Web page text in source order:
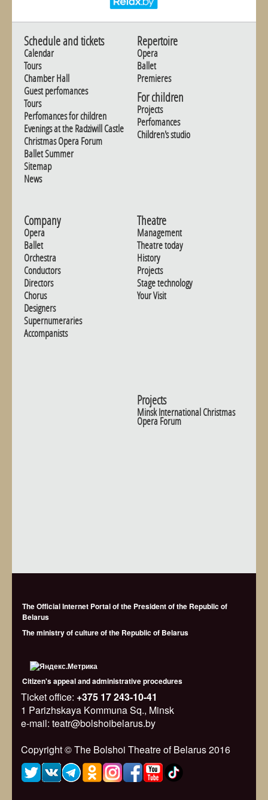
Schedule and tickets
Calendar
Tours
Chamber Hall
Guest perfomances
Tours
Perfomances for children
Evenings at the Radziwill Castle
Christmas Opera Forum
Ballet Summer
Sitemap
News
Repertoire
Opera
Ballet
Premieres
For children
Projects
Perfomances
Children's studio
Company
Opera
Ballet
Orchestra
Conductors
Directors
Chorus
Designers
Supernumeraries
Accompanists
Theatre
Management
Theatre today
History
Projects
Stage technology
Your Visit
Projects
Minsk International Christmas
Opera Forum
The Official Internet Portal of the President of the Republic of
Belarus
The ministry of culture of the Republic of Belarus
Citizen's appeal and administrative procedures
Ticket office: +375 17 243-10-41
1 Parizhskaya Kommuna Sq., Minsk
e-mail: teatr@bolshoibelarus.by
Copyright © The Bolshoi Theatre of Belarus 2016